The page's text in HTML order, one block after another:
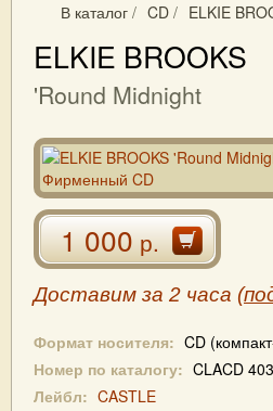
В каталог / CD / ELKIE
ELKIE BROOKS
'Round Midnight
1 000р.
Доставим за 2 часа (
Формат носителя: CD
Номер по каталогу: CLACD 403
Лейбл: CASTLE